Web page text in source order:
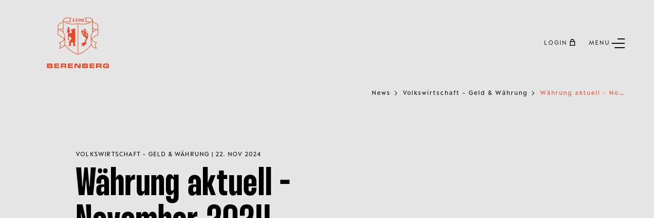
LOGIN MENU
News Volkswirtschaft - Geld & Währung W
ährung aktuell - November 2024
VOLKSWIRTSCHAFT - GELD & WÄHRUNG | 22. NOV 2024
Währung aktuell -